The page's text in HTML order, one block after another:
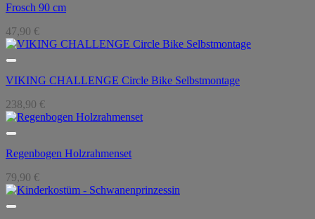
Frosch 90 cm
47,90 €
VIKING CHALLENGE Circle Bike Selbstmontage
238,90 €
Regenbogen Holzrahmenset
79,90 €